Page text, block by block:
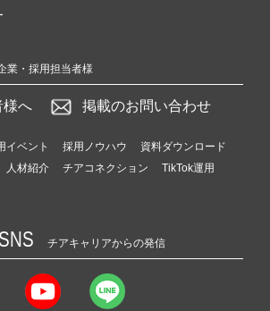
業・採用担当者様
様へ 掲載のお問い合わせ
イベント 採用ノウハウ
資料ダウンロード
人材紹介 チアコネクション
TikTok運用
チアキャリアからの発信